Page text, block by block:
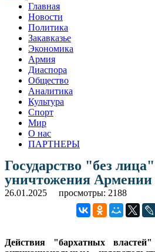
Главная
Новости
Политика
Закавказье
Экономика
Армия
Диаспора
Общество
Аналитика
Культура
Спорт
Мир
О нас
ПАРТНЕРЫ
Государство "без
уничтожения Армении
26.01.2025 просмотры: 2188
Действия "бархатных